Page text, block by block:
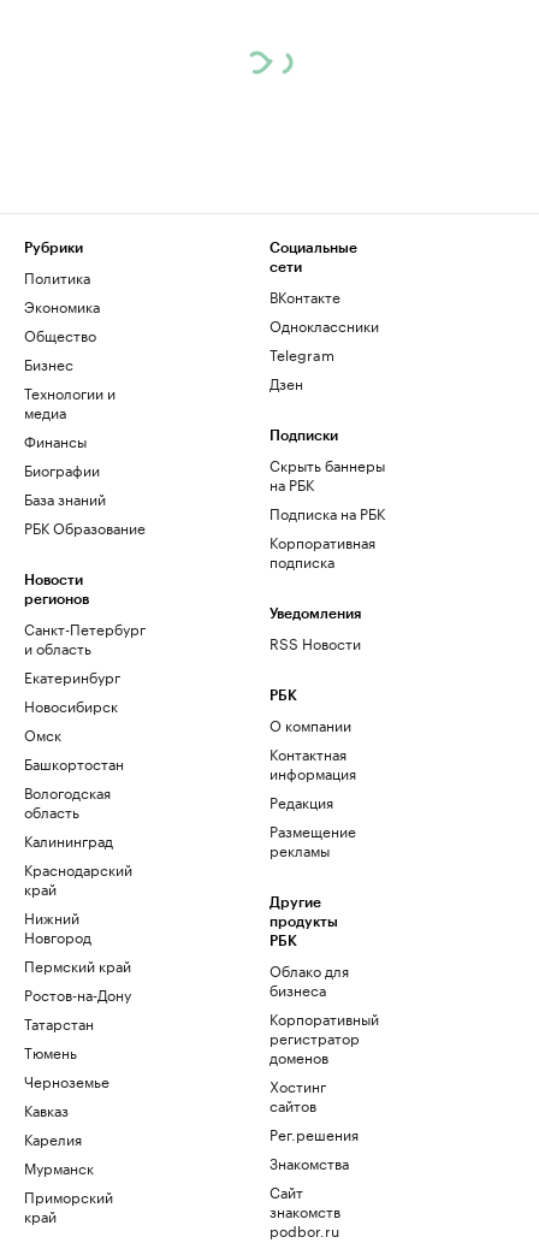
Рубрики
Политика
Экономика
Общество
Бизнес
Технологии и
медиа
Финансы
Биографии
База знаний
РБК Образование
Новости
регионов
Санкт-Петербург
и область
Екатеринбург
Новосибирск
Омск
Башкортостан
Вологодская
область
Калининград
Краснодарский
край
Нижний
Новгород
Пермский край
Ростов-на-Дону
Татарстан
Тюмень
Черноземье
Кавказ
Карелия
Мурманск
Приморский
край
Социальные
сети
ВКонтакте
Одноклассники
Telegram
Дзен
Подписки
Скрыть баннеры
на РБК
Подписка на РБК
Корпоративная
подписка
Уведомления
RSS Новости
РБК
О компании
Контактная
информация
Редакция
Размещение
рекламы
Другие
продукты
РБК
Облако для
бизнеса
Корпоративный
регистратор
доменов
Хостинг
сайтов
Рег.решения
Знакомства
Сайт
знакомств
podbor.ru